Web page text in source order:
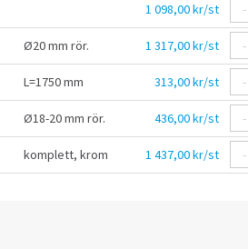
1 098,00 kr/st -
Ø20 mm rör. 1 317,00 kr/st -
L=1750 mm 313,00 kr/st -
Ø18-20 mm rör. 436,00 kr/st -
komplett, krom 1 437,00 kr/st -